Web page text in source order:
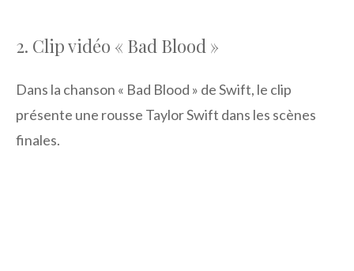
2. Clip vidéo « Bad Blood »
Dans la chanson « Bad Blood » de Swift, le clip
présente une rousse Taylor Swift dans les scènes
finales.